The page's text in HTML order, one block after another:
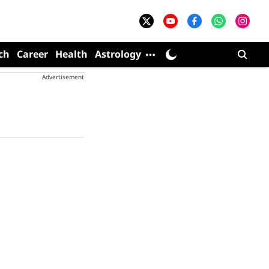
Career Health Astrology
Advertisement